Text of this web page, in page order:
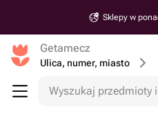
Sklepy w
Getamecz
Ulica, numer, miasto
Wyszukaj przedmioty